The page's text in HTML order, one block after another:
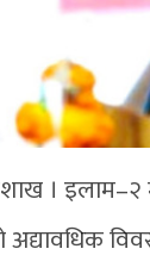
।
अद्यावधिक